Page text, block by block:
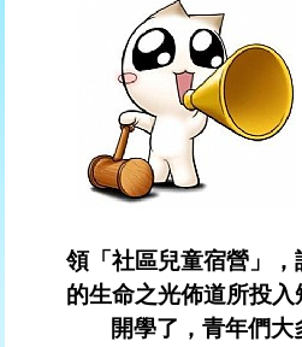
領「社區兒童宿營」
的生命之光佈道所投
開學了，青年們